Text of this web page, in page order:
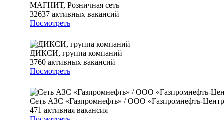
МАГНИТ, Розничная сеть
32637 активных вакансий
Посмотреть
ДИКСИ, группа компаний
3760 активных вакансий
Посмотреть
Сеть АЗС «Газпромнефть» / ООО «Газпромнефть-
471 активная вакансия